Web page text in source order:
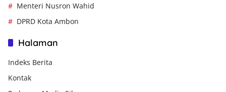
Menteri Nusron Wahid
DPRD Kota Ambon
Halaman
Indeks Berita
Kontak